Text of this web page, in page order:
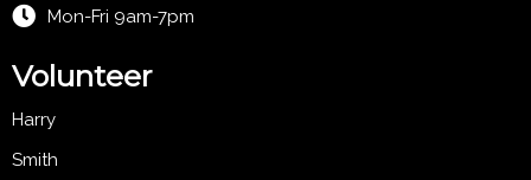
Mon-Fri 9am-7pm
Volunteer
Harry
Smith